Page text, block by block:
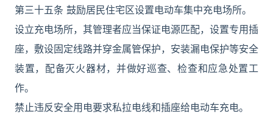
第三十五条 鼓励居民住宅区设置电动车集中充电场所。
设立充电场所，其管理者应当保证电源匹配，设置专用插
座，敷设固定线路并穿金属管保护，安装漏电保护等安全
装置，配备灭火器材，并做好巡查、检查和应急处置工
作。
禁止违反安全用电要求私拉电线和插座给电动车充电。